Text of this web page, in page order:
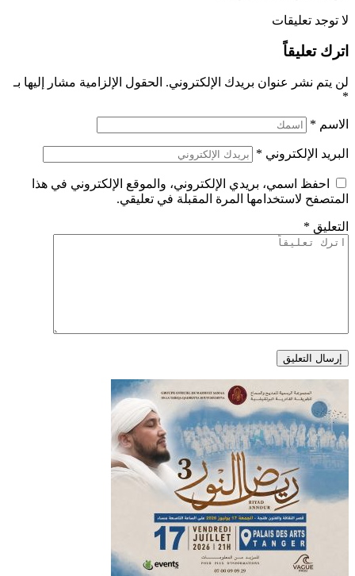
لا توجد تعليقات
اترك تعليقاً
لن يتم نشر عنوان بريدك الإلكتروني. الحقول الإلزامية مشار إليها بـ
*
الاسم *
البريد الإلكتروني *
احفظ اسمي، بريدي الإلكتروني، والموقع الإلكتروني في هذا
المتصفح لاستخدامها المرة المقبلة في تعليقي.
التعليق *